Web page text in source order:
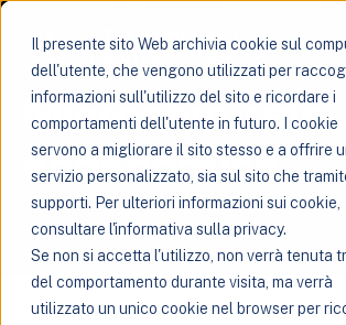
Il presente sito Web archivia cookie sul
dell'utente, che vengono utilizzati per
informazioni sull'utilizzo del sito e ricordare i
comportamenti dell'utente in futuro. I cookie
servono a migliorare il sito stesso e a offrire
servizio personalizzato, sia sul sito che
supporti. Per ulteriori informazioni sui cookie,
consultare l'informativa sulla privacy.
Se non si accetta l'utilizzo, non verrà tenuta
del comportamento durante visita, ma verrà
utilizzato un unico cookie nel browser per
Microchirurgia
endodontica